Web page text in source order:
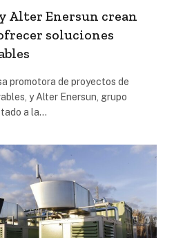
Alter Enersun crean
soluciones
promotora de proyectos de
y Alter Enersun, grupo
a la…